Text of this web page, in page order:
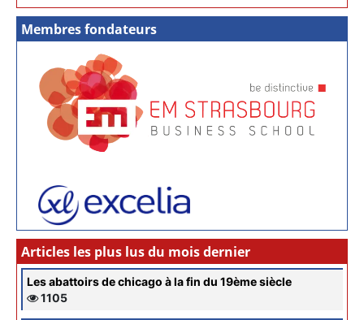
Membres fondateurs
Articles les plus lus du mois dernier
Les abattoirs de chicago à la fin du 19ème siècle
1105